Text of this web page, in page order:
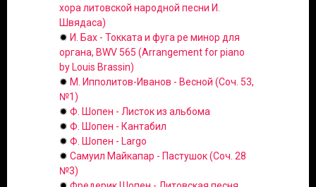
хора литовской народной песни И.
Швядаса)
✹ И. Бах - Токката и фуга ре минор для
органа, BWV 565 (Arrangement for piano
by Louis Brassin)
✹ М. Ипполитов-Иванов - Весной (Соч. 53,
№1)
✹ Ф. Шопен - Листок из альбома
✹ Ф. Шопен - Кантабил
✹ Ф. Шопен - Largo
✹ Самуил Майкапар - Пастушок (Соч. 28
№3)